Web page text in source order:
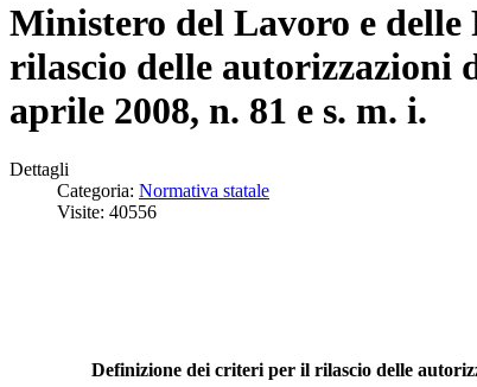
Ministero del Lavoro e
rilascio delle autorizzazioni
aprile 2008, n. 81 e s. m. i.
Dettagli
Categoria: Normativa statale
Visite: 40556
Definizione dei criteri per il rilascio delle